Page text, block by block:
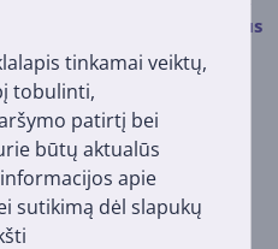
tinkamai veiktų,
tobulinti,
patirtį bei
būtų aktualūs
apie
sutikimą dėl slapukų
QLED, juodas - Televizorius
sandėlyje
€